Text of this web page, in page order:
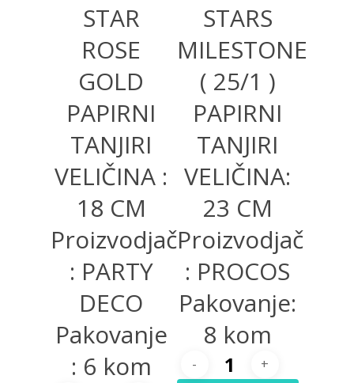
STAR
ROSE
GOLD
PAPIRNI
TANJIRI
VELIČINA :
18 CM
Proizvodjač
: PARTY
DECO
Pakovanje
: 6 kom
STARS
MILESTONE
( 25/1 )
PAPIRNI
TANJIRI
VELIČINA:
23 CM
Proizvodjač
: PROCOS
Pakovanje:
8 kom